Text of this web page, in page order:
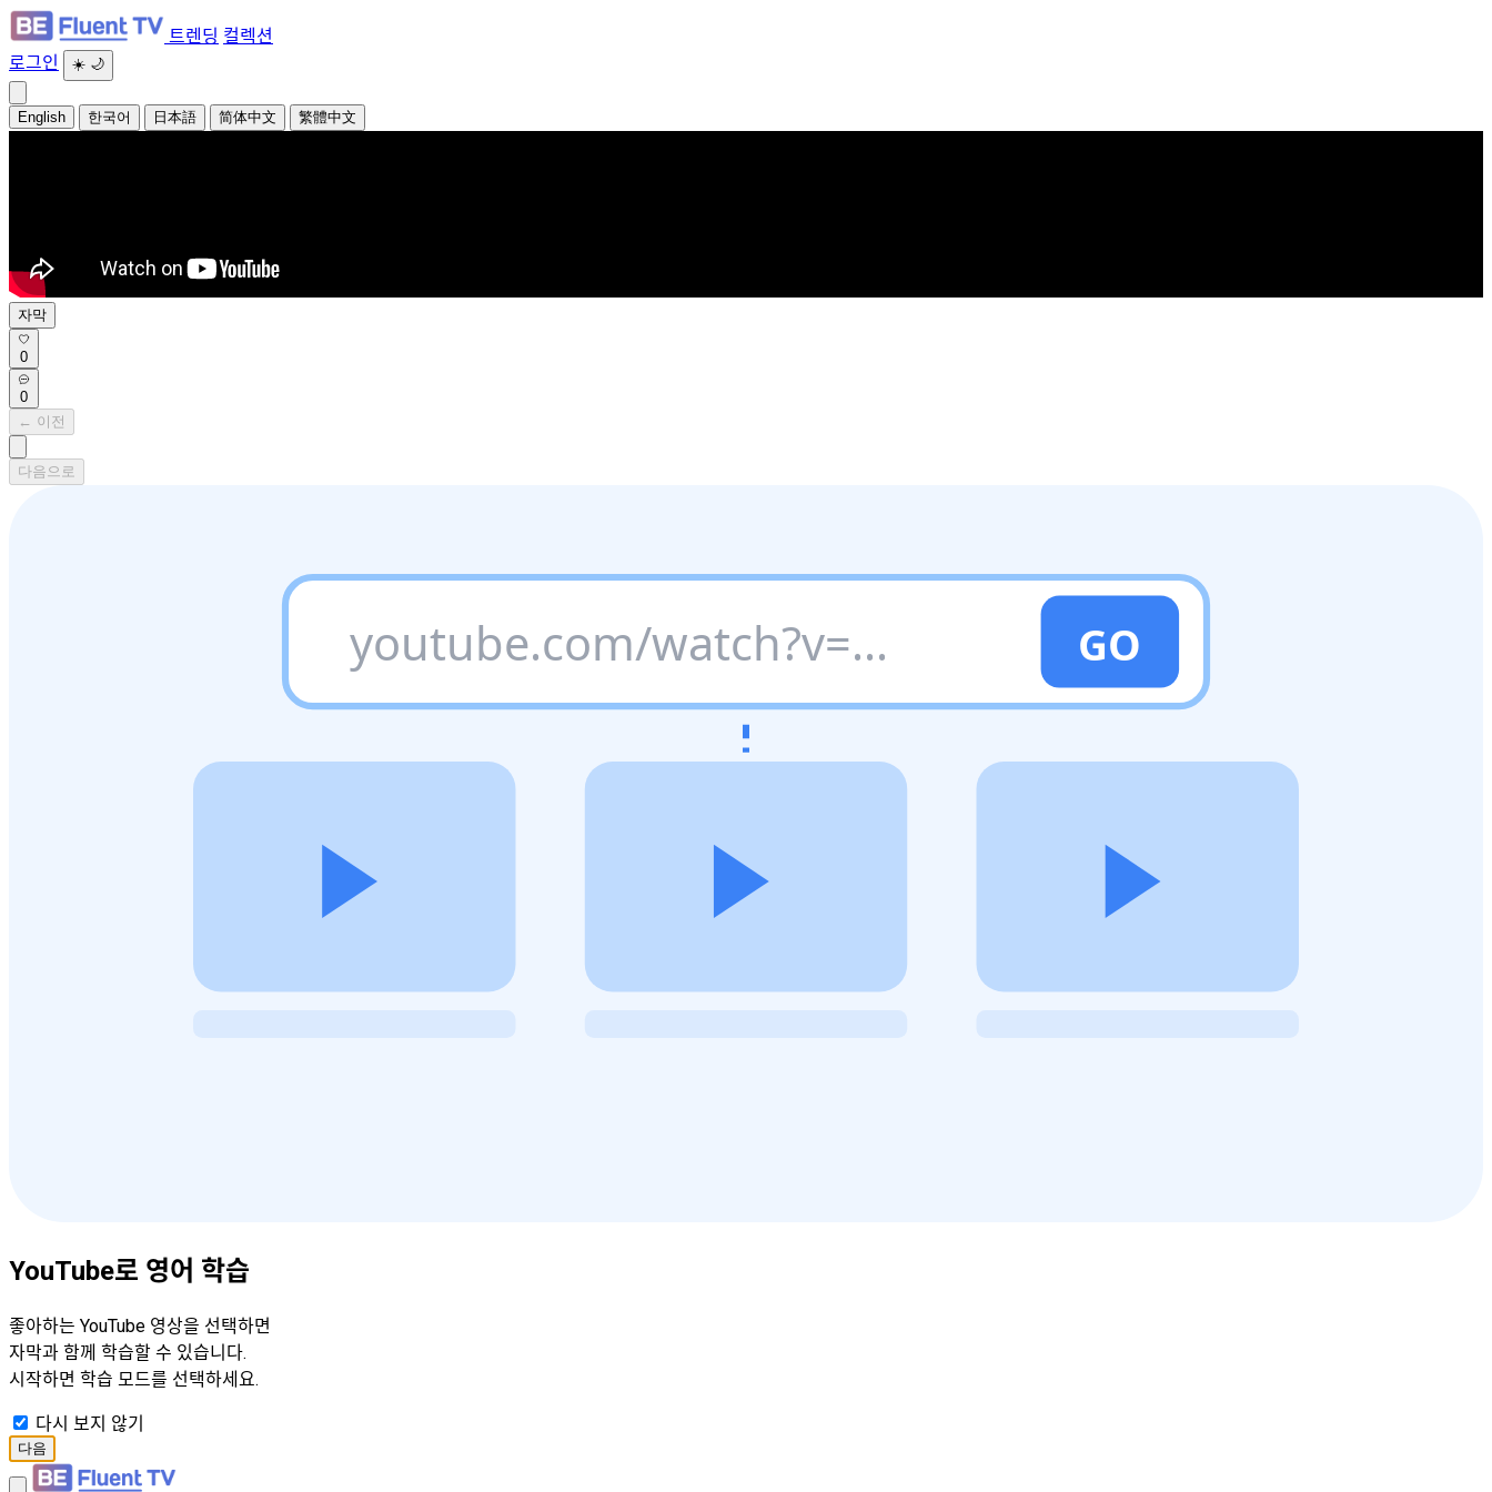
트렌딩 컬렉션
로그인
☀️ 🌙
English 한국어 日本語 简体中文 繁體中文
자막
0
0
← 이전
다음으로
YouTube로 영어 학습
좋아하는 YouTube 영상을 선택하면
자막과 함께 학습할 수 있습니다.
시작하면 학습 모드를 선택하세요.
다시 보지 않기
다음